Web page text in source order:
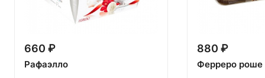
660 ₽
Рафаэлло
880 ₽
Ферреро роше